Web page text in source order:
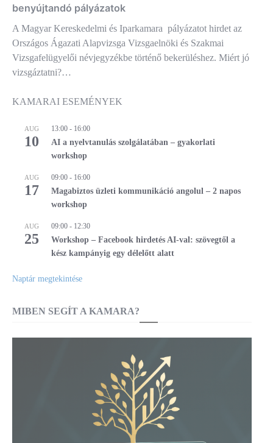
benyújtandó pályázatok
A Magyar Kereskedelmi és Iparkamara pályázatot hirdet az
Országos Ágazati Alapvizsga Vizsgaelnöki és Szakmai
Vizsgafelügyelői névjegyzékbe történő bekerüléshez. Miért jó
vizsgáztatni?…
KAMARAI ESEMÉNYEK
AUG
10
13:00 - 16:00
AI a nyelvtanulás szolgálatában – gyakorlati
workshop
AUG
17
09:00 - 16:00
Magabiztos üzleti kommunikáció angolul – 2 napos
workshop
AUG
25
09:00 - 12:30
Workshop – Facebook hirdetés AI-val: szövegtől a
kész kampányig egy délelőtt alatt
Naptár megtekintése
MIBEN SEGÍT A KAMARA?